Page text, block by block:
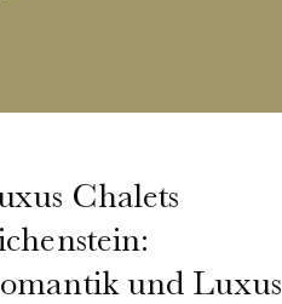
Chalets
und Luxus